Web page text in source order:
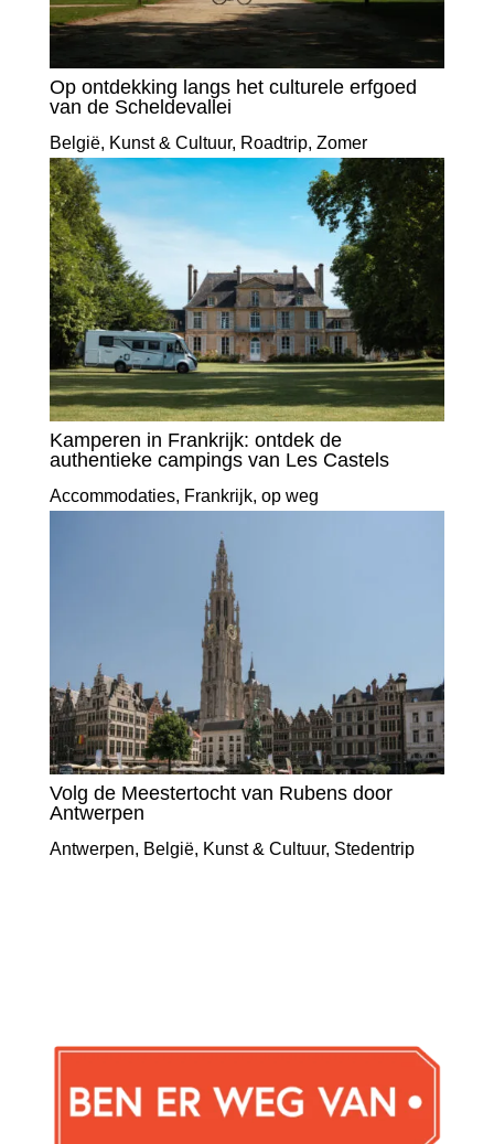
Op ontdekking langs het culturele erfgoed
van de Scheldevallei
België, Kunst & Cultuur, Roadtrip, Zomer
Kamperen in Frankrijk: ontdek de
authentieke campings van Les Castels
Accommodaties, Frankrijk, op weg
Volg de Meestertocht van Rubens door
Antwerpen
Antwerpen, België, Kunst & Cultuur, Stedentrip